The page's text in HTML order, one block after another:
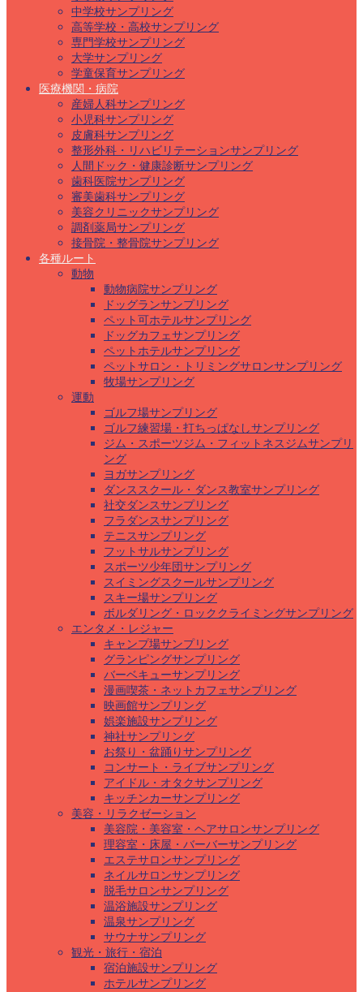
中学校サンプリング
高等学校・高校サンプリング
専門学校サンプリング
大学サンプリング
学童保育サンプリング
医療機関・病院
産婦人科サンプリング
小児科サンプリング
皮膚科サンプリング
整形外科・リハビリテーションサンプリング
人間ドック・健康診断サンプリング
歯科医院サンプリング
審美歯科サンプリング
美容クリニックサンプリング
調剤薬局サンプリング
接骨院・整骨院サンプリング
各種ルート
動物
動物病院サンプリング
ドッグランサンプリング
ペット可ホテルサンプリング
ドッグカフェサンプリング
ペットホテルサンプリング
ペットサロン・トリミングサロンサンプリング
牧場サンプリング
運動
ゴルフ場サンプリング
ゴルフ練習場・打ちっぱなしサンプリング
ジム・スポーツジム・フィットネスジムサンプリ
ング
ヨガサンプリング
ダンススクール・ダンス教室サンプリング
社交ダンスサンプリング
フラダンスサンプリング
テニスサンプリング
フットサルサンプリング
スポーツ少年団サンプリング
スイミングスクールサンプリング
スキー場サンプリング
ボルダリング・ロッククライミングサンプリング
エンタメ・レジャー
キャンプ場サンプリング
グランピングサンプリング
バーベキューサンプリング
漫画喫茶・ネットカフェサンプリング
映画館サンプリング
娯楽施設サンプリング
神社サンプリング
お祭り・盆踊りサンプリング
コンサート・ライブサンプリング
アイドル・オタクサンプリング
キッチンカーサンプリング
美容・リラクゼーション
美容院・美容室・ヘアサロンサンプリング
理容室・床屋・バーバーサンプリング
エステサロンサンプリング
ネイルサロンサンプリング
脱毛サロンサンプリング
温浴施設サンプリング
温泉サンプリング
サウナサンプリング
観光・旅行・宿泊
宿泊施設サンプリング
ホテルサンプリング